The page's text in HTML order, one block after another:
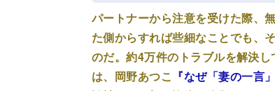
パートナーから注意を受けた際、
た側からすれば些細なことでも、
のだ。約4万件のトラブルを解決
は、岡野あつこ 『なぜ「妻の一言